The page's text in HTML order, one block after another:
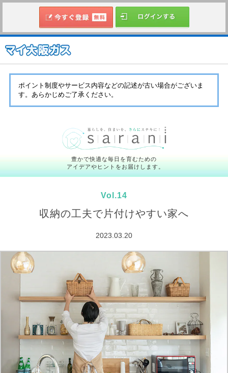
ポイント制度やサービス内容などの記述が古い場合がございま
す。あらかじめご了承ください。
豊かで快適な毎日を育むための
アイデアやヒントをお届けします。
Vol.14
収納の工夫で片付けやすい家へ
2023.03.20